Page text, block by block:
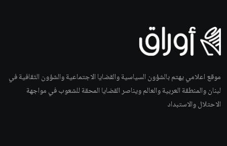
موقع اعلامي يهتم بالشؤون السياسية والقضايا الاجتماعية والشؤون الثقافية في
لبنان والمنطقة العربية والعالم ويناصر القضايا المحقة للشعوب في مواجهة
الاحتلال والاستبداد